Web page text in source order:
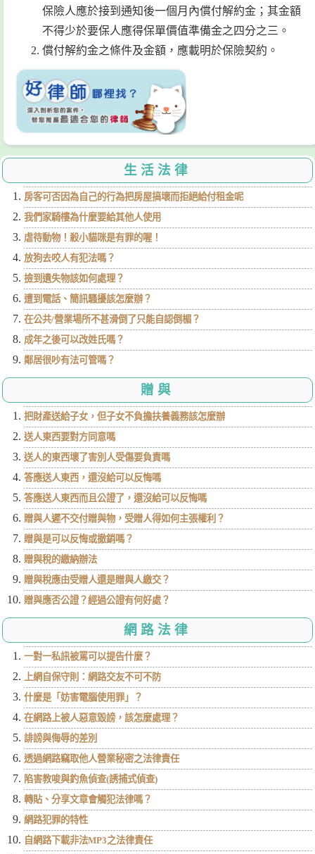
生活法律
房客可否因為自己的行為把房屋搞壞而拒絕給付租金呢
我們家騎樓為什麼要給其他人使用
虐待動物！殺小貓咪是有罪的喔！
放狗去咬人有犯法嗎？
撿到遺失物該如何處理？
遭到電話、簡訊騷擾該怎麼辦？
在公共/營業場所不甚滑倒了只能自認倒楣？
成年之後可以改姓氏嗎？
鄰居很吵有法可管嗎？
贈與
把財產送給子女，但子女不負擔扶養義務該怎麼辦
送人東西要對方同意嗎
送人的東西壞了害別人受傷要負責嗎
答應送人東西，還沒給可以反悔嗎
答應送人東西而且公證了，還沒給可以反悔嗎
贈與人遲不交付贈與物，受贈人得如何主張權利？
贈與是可以反悔或撤銷嗎？
贈與稅的繳納辦法
贈與稅應由受贈人還是贈與人繳交？
贈與應否公證？經過公證有何好處？
網路法律
一對一私訊被罵可以提告什麼？
上網自保守則：網路交友不可不防
什麼是「妨害電腦使用罪」？
在網路上被人惡意毀謗，該怎麼處理？
誹謗與侮辱的差別
透過網路竊取他人營業秘密之法律責任
陷害教唆與釣魚偵查(誘捕式偵查)
轉貼、分享文章會觸犯法律嗎？
網路犯罪的特性
自網路下載非法MP3之法律責任
保險人應於接到通知後一個月內償付解約金；其金額
不得少於要保人應得保單價值準備金之四分之三。
償付解約金之條件及金額，應載明於保險契約。